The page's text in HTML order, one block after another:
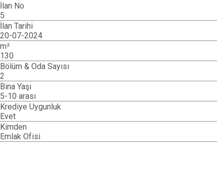
İlan No
5
İlan Tarihi
20-07-2024
m²
130
Bölüm & Oda Sayısı
2
Bina Yaşı
5-10 arası
Krediye Uygunluk
Evet
Kimden
Emlak Ofisi